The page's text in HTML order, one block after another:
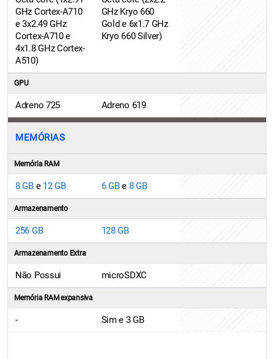
GHz Cortex-A710
e 3x2.49 GHz
Cortex-A710 e
4x1.8 GHz Cortex-
A510)
GHz Kryo 660
Gold e 6x1.7 GHz
Kryo 660 Silver)
GPU
Adreno 725 Adreno 619
MEMÓRIAS
Memória RAM
8 GBe 12 GB 6 GBe 8 GB
Armazenamento
256 GB 128 GB
Armazenamento Extra
Não Possui microSDXC
Memória RAM expansiva
- Sim e 3 GB